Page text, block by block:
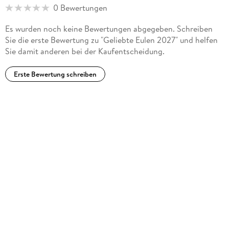
0 Bewertungen
Es wurden noch keine Bewertungen abgegeben. Schreiben
Sie die erste Bewertung zu "Geliebte Eulen 2027" und helfen
Sie damit anderen bei der Kaufentscheidung.
Erste Bewertung schreiben